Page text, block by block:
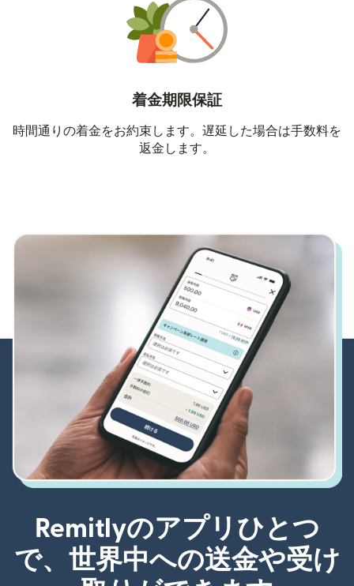
着金期限保証
時間通りの着金をお約束します。遅延した場合は手数料を
返金します。
Remitlyのアプリひとつ
で、世界中への送金や受け